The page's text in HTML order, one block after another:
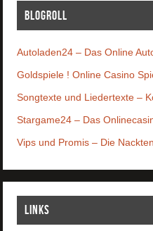
Blogroll
Autoladen24 – Das Online
Goldspiele ! Online Casino
Songtexte und Liedertexte –
Stargame24 – Das
Vips und Promis – Die
Links